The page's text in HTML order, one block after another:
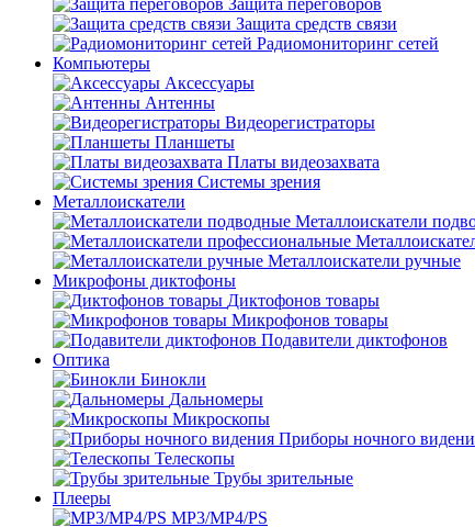
Защита переговоров
Защита средств связи
Радиомониторинг сетей
Компьютеры
Аксессуары
Антенны
Видеорегистраторы
Планшеты
Платы видеозахвата
Системы зрения
Металлоискатели
Металлоискатели
Металлоискатели ручные
Микрофоны диктофоны
Диктофонов товары
Микрофонов товары
Подавители диктофонов
Оптика
Бинокли
Дальномеры
Микроскопы
Приборы ночного
Телескопы
Трубы зрительные
Плееры
MP3/MP4/PS